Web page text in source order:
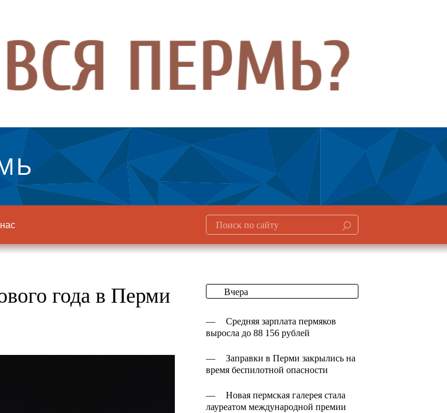
года в Перми
Вчера
—
Средняя зарплата пермяков
выросла до 88 156 рублей
—
Заправки в Перми закрылись на
время беспилотной опасности
—
Новая пермская галерея стала
лауреатом международной премии